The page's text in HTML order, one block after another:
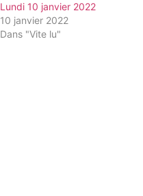
Lundi 10 janvier 2022
10 janvier 2022
Dans "Vite lu"